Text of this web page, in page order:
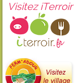
Visitez iTerroir